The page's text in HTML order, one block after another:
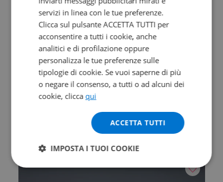
Valore futuro garantito
DUCATI Hypermotard V2
2026 | 0 km | 890 cc | 120.4 Hp | 88.5 Kw
15.590 €
servizi in linea con le tue preferenze.
Clicca sul pulsante ACCETTA TUTTI per
acconsentire a tutti i cookie, anche
analitici e di profilazione oppure
personalizza le tue preferenze sulle
tipologie di cookie. Se vuoi saperne di più
o negare il consenso, a tutti o ad alcuni dei
cookie, clicca qui
ACCETTA TUTTI
IMPOSTA I TUOI COOKIE